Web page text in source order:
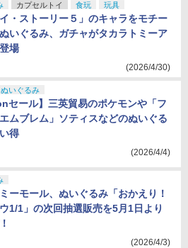
カプセルトイ 食玩 玩具
・ストーリー５」のキャラをモチー
いぐるみ、ガチャがタカラトミーア
場
(2026/4/30)
ぬいぐるみ
セール】三英貿易のポケモンや「フ
ムブレム」ソティスなどのぬいぐる
得
(2026/4/4)
ーモール、ぬいぐるみ「おかえり！
1/1」の次回抽選販売を5月1日より
(2026/4/3)